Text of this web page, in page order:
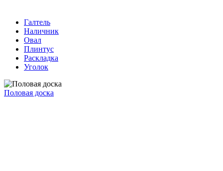
Галтель
Наличник
Овал
Плинтус
Раскладка
Уголок
Половая доска